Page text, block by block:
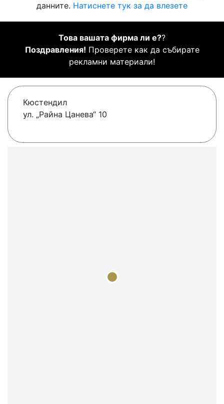
данните. Натиснете тук за да влезете
Това вашата фирма ли е??
Поздравления! Проверете как да събирате
рекламни материали!
Кюстендил
ул. „Райна Цанева“ 10